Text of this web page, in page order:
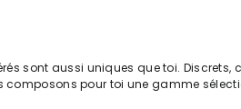
sont aussi uniques que toi.
composons pour toi une gamme